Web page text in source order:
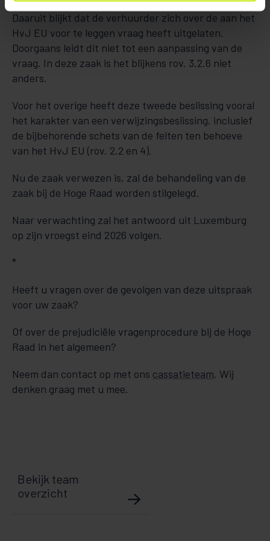
Daaruit blijkt dat de verhuurder zich over de aan het
HvJ EU voor te leggen vraag heeft uitgelaten.
Doorgaans leidt dit niet tot een aanpassing van de
vraag. In deze zaak is het blijkens rov. 3.2.6 niet
anders.
Voor het overige heeft deze tweede beslissing vooral
het karakter van een verwijzingsbeslissing, inclusief
de bijbehorende schets van de feiten ten behoeve
van het HvJ EU (rov. 2.2 en 4).
Nu de zaak verwezen is, zal de behandeling van de
zaak bij de Hoge Raad worden stilgelegd.
Naar verwachting zal het antwoord uit Luxemburg
op zijn vroegst eind 2026 volgen.
*
Heeft u vragen over de gevolgen van deze uitspraak
voor uw zaak?
Of over de prejudiciële vragenprocedure bij de Hoge
Raad in het algemeen?
Neem dan contact op met ons cassatieteam. Wij
denken graag met u mee.
Bekijk team
overzicht